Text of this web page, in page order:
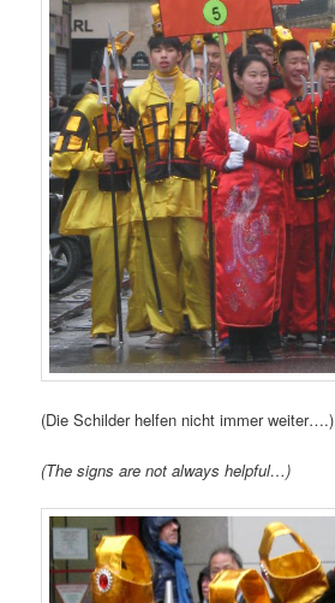
(Die Schilder helfen nicht immer weiter….)
(The signs are not always helpful…)